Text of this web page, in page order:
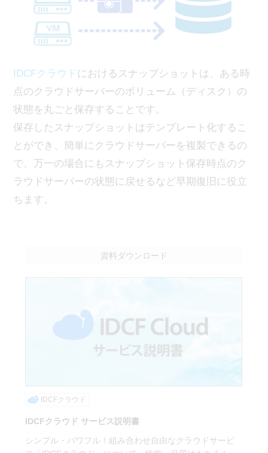
IDCFクラウド におけるスナップショットは、ある時
点のクラウドサーバーのボリューム（ディスク）の
状態を丸ごと保存することです。
保存したスナップショットはテンプレート化するこ
とができ、簡単にクラウドサーバーを複製できるの
で、万一の場合にもスナップショット保存時点のク
ラウドサーバーの状態に戻せるなど早期復旧に役立
ちます。